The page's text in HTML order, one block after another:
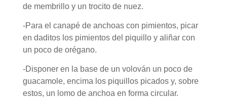
de membrillo y un trocito de nuez.
-Para el canapé de anchoas con pimientos, picar
en daditos los pimientos del piquillo y aliñar con
un poco de orégano.
-Disponer en la base de un volován un poco de
guacamole, encima los piquillos picados y, sobre
estos, un lomo de anchoa en forma circular.